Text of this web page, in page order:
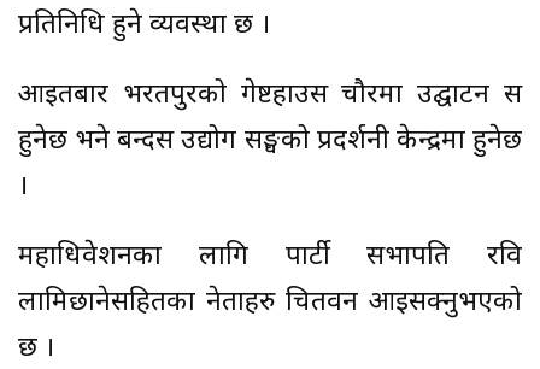
प्रतिनिधि हुने व्यवस्था छ ।
आइतबार भरतपुरको गेष्टहाउस चौरमा उद्घाटन सत्र
हुनेछ भने बन्दसत्र उद्योग सङ्घको प्रदर्शनी केन्द्रमा हुनेछ
।
महाधिवेशनका लागि पार्टी सभापति रवि
लामिछानेसहितका नेताहरु चितवन आइसक्नुभएको
छ ।